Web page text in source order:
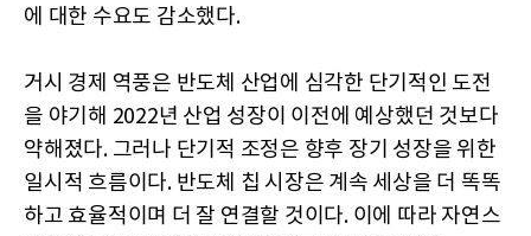
에 대한 수요도 감소했다.
거시 경제 역풍은 반도체 산업에 심각한 단기적인 도전
을 야기해 2022년 산업 성장이 이전에 예상했던 것보다
약해졌다. 그러나 단기적 조정은 향후 장기 성장을 위한
일시적 흐름이다. 반도체 칩 시장은 계속 세상을 더 똑똑
하고 효율적이며 더 잘 연결할 것이다. 이에 따라 자연스